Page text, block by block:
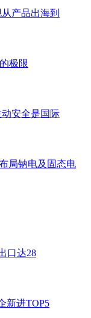
产品出海到
极限
安全是国际
局钠电及固态电
口达28
新进TOP5